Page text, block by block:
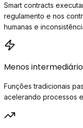
Smart contracts
regulamento e nos
humanas e
Menos
Funções tradicionais
acelerando processos